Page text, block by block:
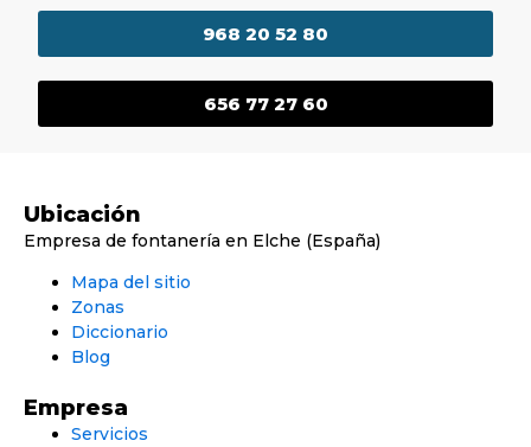
656 77 27 60
968 20 52 80
Ubicación
Empresa de fontanería en Elche (España)
Mapa del sitio
Zonas
Diccionario
Blog
Empresa
Servicios